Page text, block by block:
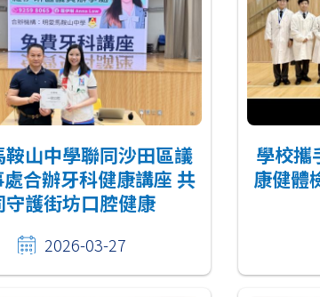
鞍山中學聯同沙田區議
處合辦牙科健康講座 共
守護街坊口腔健康
2026-03-27
學校攜
康健體